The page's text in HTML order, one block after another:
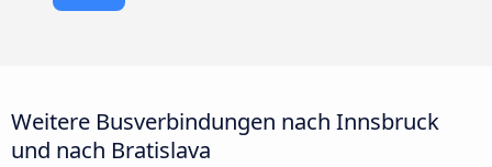
Weitere Busverbindungen nach Innsbruck
und nach Bratislava